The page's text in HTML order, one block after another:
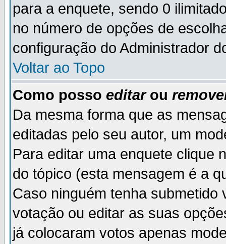
para a enquete, sendo 0
no número de opções de
configuração do Administrador
Voltar ao Topo
Como posso editarou
Da mesma forma que as
editadas pelo seu autor, um
Para editar uma enquete clique
do tópico (esta mensagem é a
Caso ninguém tenha
votação ou editar as suas
já colocaram votos apenas